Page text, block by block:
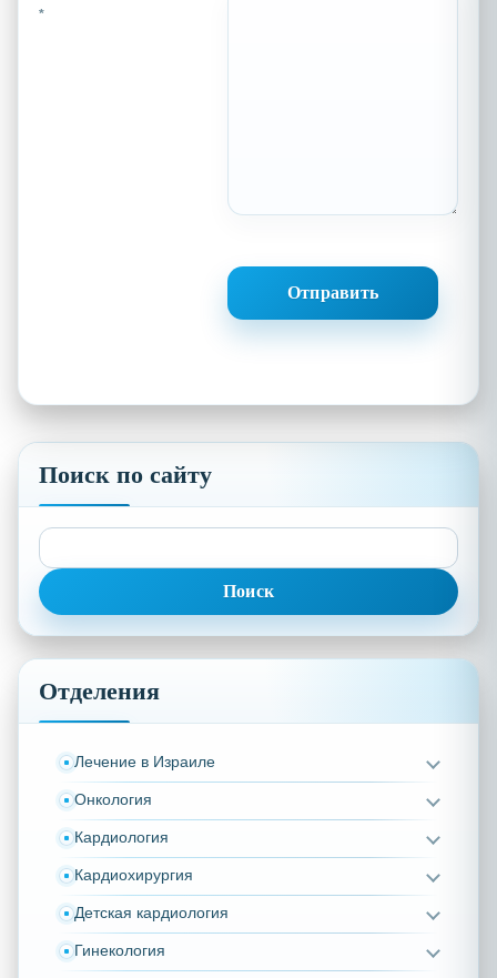
Поиск по сайту
Найти:
Отделения
Лечение в Израиле
Онкология
Кардиология
Кардиохирургия
Детская кардиология
Гинекология
*